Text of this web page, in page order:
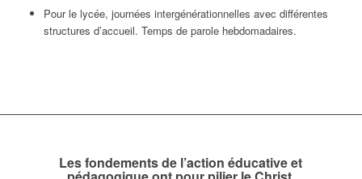
Pour le lycée, journées intergénérationnelles avec différentes
structures d’accueil. Temps de parole hebdomadaires.
Les fondements de l’action éducative et